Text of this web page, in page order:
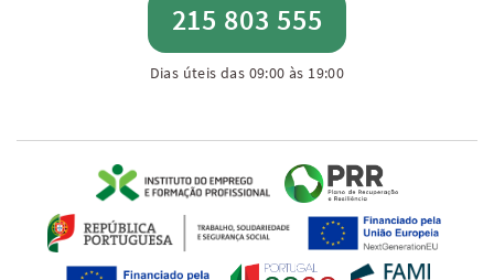
215 803 555
Dias úteis das 09:00 às 19:00